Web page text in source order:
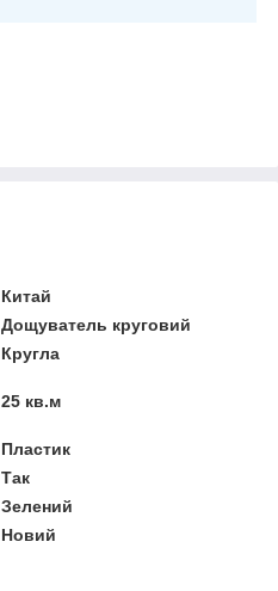
Китай
Дощуватель круговий
Кругла
25 кв.м
Пластик
Так
Зелений
Новий